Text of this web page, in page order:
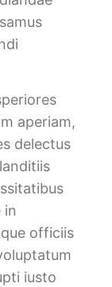
aperiam,
delectus
in
officiis
iusto